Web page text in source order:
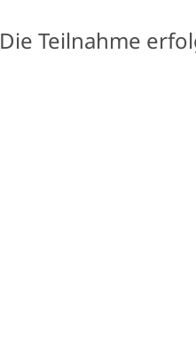
Die Teilnahme